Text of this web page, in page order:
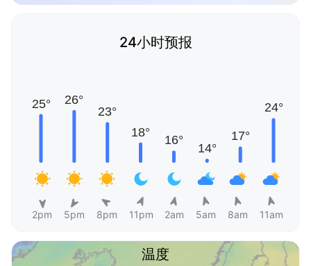
24小时预报
2pm 5pm 8pm 11pm 2am 5am 8am 11am
温度